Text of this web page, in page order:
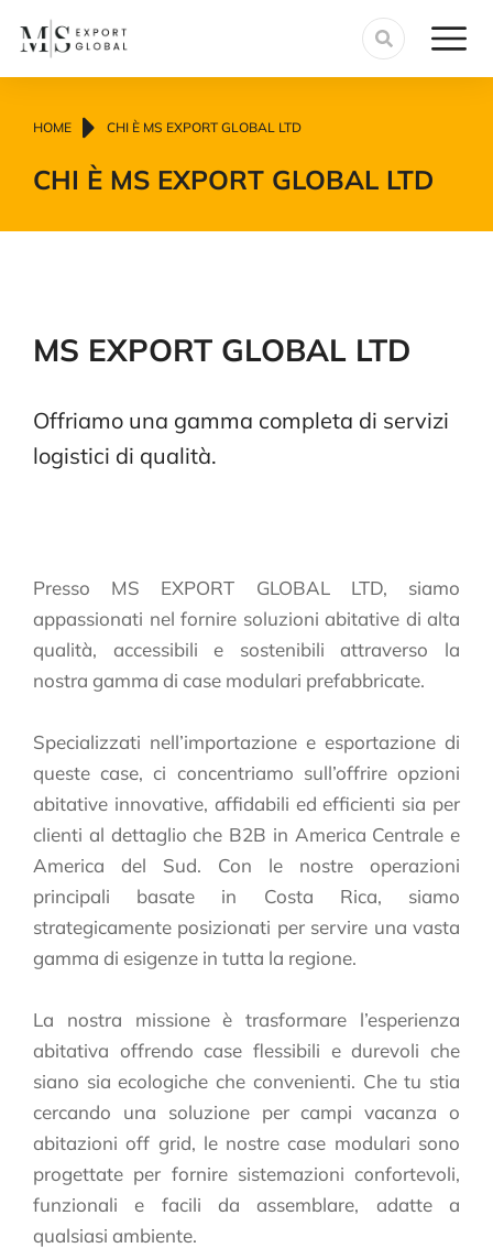
Tu sei qui:
HOME CHI È MS EXPORT GLOBAL LTD
CHI È MS EXPORT GLOBAL LTD
MS EXPORT GLOBAL LTD
Offriamo una gamma completa di servizi
logistici di qualità.
Presso MS EXPORT GLOBAL LTD, siamo
appassionati nel fornire soluzioni abitative di alta
qualità, accessibili e sostenibili attraverso la
nostra gamma di case modulari prefabbricate.
Specializzati nell’importazione e esportazione di
queste case, ci concentriamo sull’offrire opzioni
abitative innovative, affidabili ed efficienti sia per
clienti al dettaglio che B2B in America Centrale e
America del Sud. Con le nostre operazioni
principali basate in Costa Rica, siamo
strategicamente posizionati per servire una vasta
gamma di esigenze in tutta la regione.
La nostra missione è trasformare l’esperienza
abitativa offrendo case flessibili e durevoli che
siano sia ecologiche che convenienti. Che tu stia
cercando una soluzione per campi vacanza o
abitazioni off grid, le nostre case modulari sono
progettate per fornire sistemazioni confortevoli,
funzionali e facili da assemblare, adatte a
qualsiasi ambiente.